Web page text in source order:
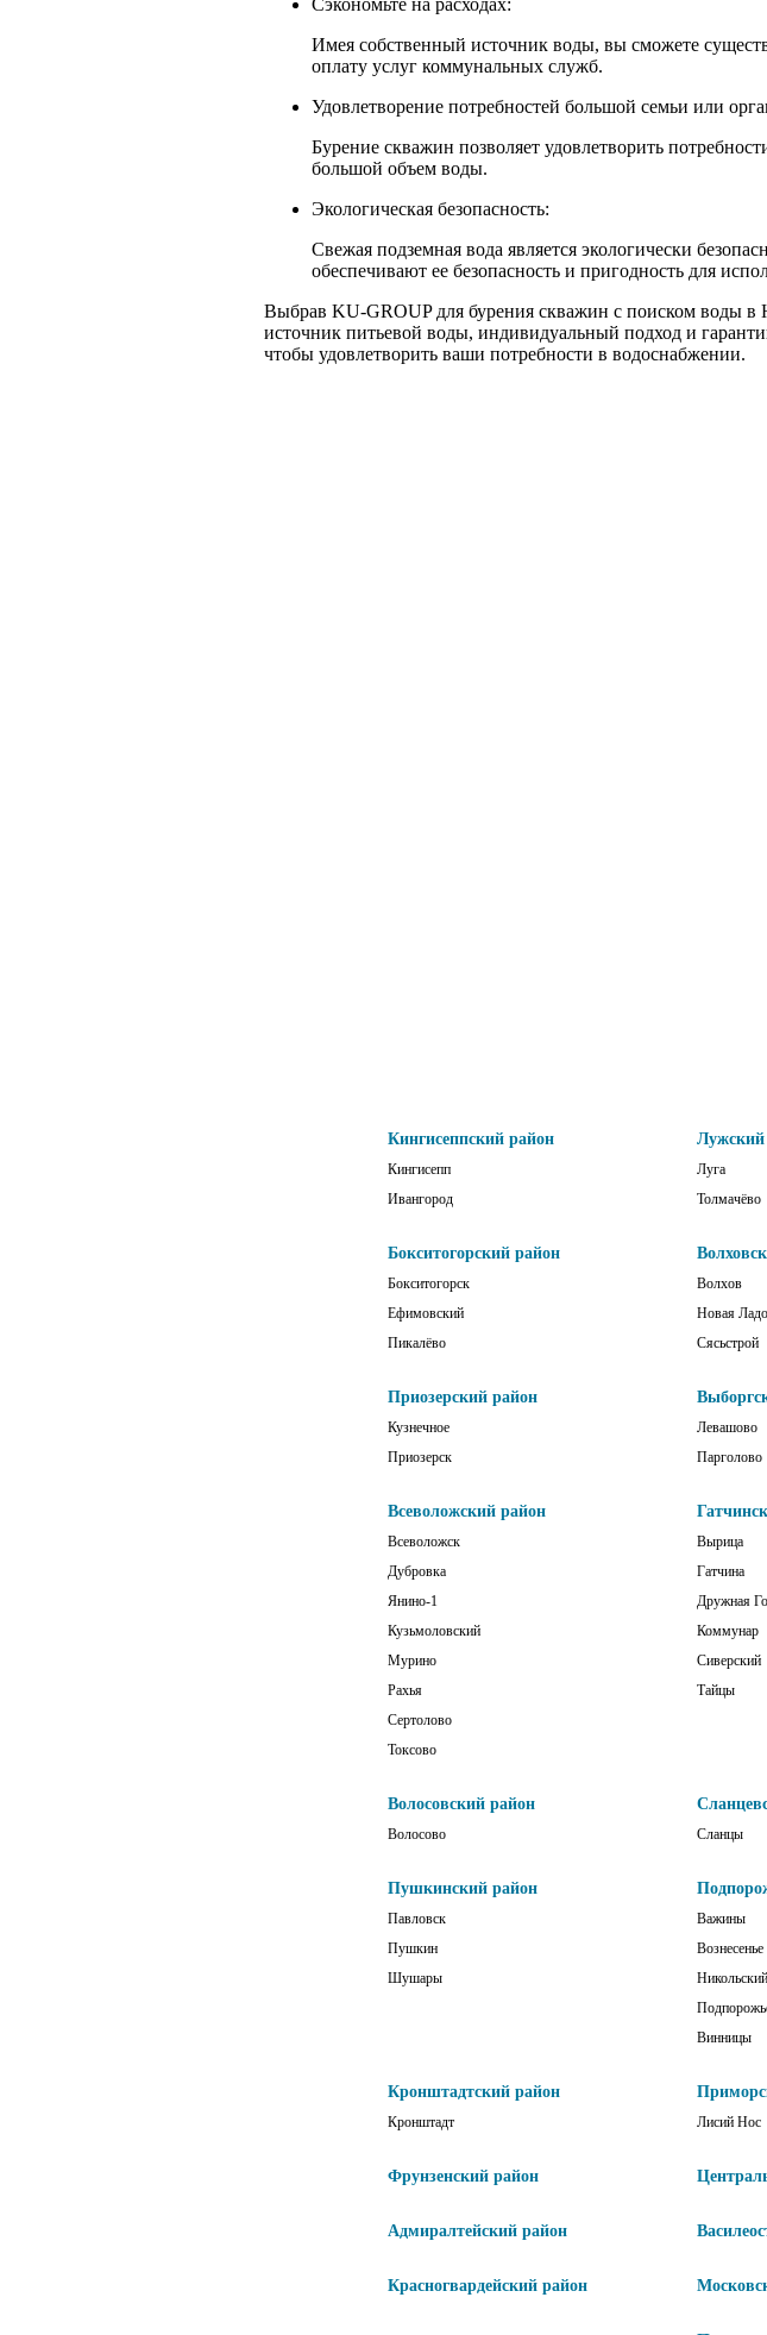
Сэкономьте на расходах:
Имея собственный источник воды, вы сможете
оплату услуг коммунальных служб.
Удовлетворение потребностей большой семьи или
Бурение скважин позволяет удовлетворить
большой объем воды.
Экологическая безопасность:
Свежая подземная вода является экологически
обеспечивают ее безопасность и пригодность для
Выбрав KU-GROUP для бурения скважин с поиском воды
источник питьевой воды, индивидуальный подход и
чтобы удовлетворить ваши потребности в водоснабжении.
Кингисеппский район
Кингисепп
Ивангород
Лужский
Луга
Толмачёво
Бокситогорский район
Бокситогорск
Ефимовский
Пикалёво
Волхов
Новая
Сясьстрой
Приозерский район
Кузнечное
Приозерск
Левашово
Парголово
Всеволожский район
Всеволожск
Дубровка
Янино-1
Кузьмоловский
Мурино
Рахья
Сертолово
Токсово
Вырица
Гатчина
Дружная
Коммунар
Сиверский
Тайцы
Волосовский район
Волосово Сланцы
Пушкинский район
Павловск
Пушкин
Шушары
Важины
Вознесенье
Никольский
Винницы
Кронштадтский район
Кронштадт Лисий Нос
Фрунзенский район
Адмиралтейский район
Красногвардейский район